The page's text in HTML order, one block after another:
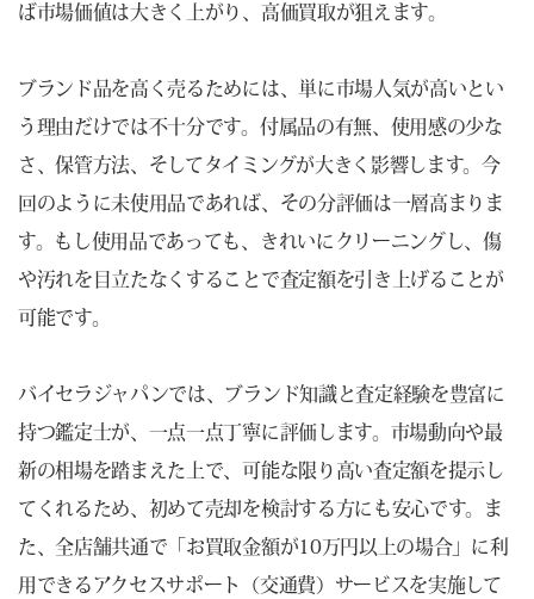
ば市場価値は大きく上がり、高価買取が狙えます。
ブランド品を高く売るためには、単に市場人気が高いとい
う理由だけでは不十分です。付属品の有無、使用感の少な
さ、保管方法、そしてタイミングが大きく影響します。今
回のように未使用品であれば、その分評価は一層高まりま
す。もし使用品であっても、きれいにクリーニングし、傷
や汚れを目立たなくすることで査定額を引き上げることが
可能です。
バイセラジャパンでは、ブランド知識と査定経験を豊富に
持つ鑑定士が、一点一点丁寧に評価します。市場動向や最
新の相場を踏まえた上で、可能な限り高い査定額を提示し
てくれるため、初めて売却を検討する方にも安心です。ま
た、全店舗共通で「お買取金額が10万円以上の場合」に利
用できるアクセスサポート（交通費）サービスを実施して